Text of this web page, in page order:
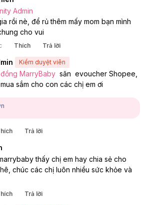
Admin
rồi nè, để rủ thêm mấy mom bạn mình
cho vui
Thích Trả lời
Kiểm duyệt viên
MarryBaby
  săn  evoucher Shopee,
sắm cho con các chị em ơi
Trả lời
thấy chị em hay chia sẻ cho
chúc các chị luôn nhiều sức khỏe và
Trả lời